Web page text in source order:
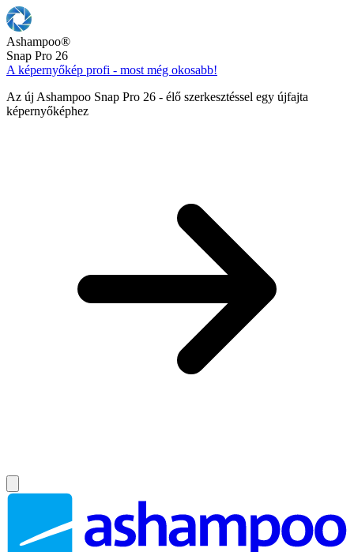
Ashampoo®
Snap Pro 26
A képernyőkép profi - most még okosabb!
Az új Ashampoo Snap Pro 26 - élő szerkesztéssel egy újfajta
képernyőképhez